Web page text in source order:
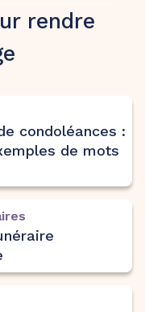
rendre
condoléances :
de mots